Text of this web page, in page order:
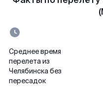
Среднее время
перелета из
Челябинска без
пересадок